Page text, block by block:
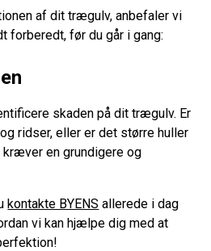
af dit trægulv, anbefaler vi
forberedt, før du går i gang:
skaden på dit trægulv. Er
ridser, eller er det større huller
en grundigere og
kontakte BYENS allerede i dag
vi kan hjælpe dig med at